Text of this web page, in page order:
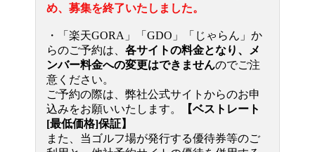
め、募集を終了いたしました。
・「楽天GORA」「GDO」「じゃらん」か
らのご予約は、 各サイトの料金となり、メ
ンバー料金への変更はできませんのでご注
意ください。
ご予約の際は、弊社公式サイトからのお申
込みをお願いいたします。
【ベストレート
[最低価格]保証】
また、当ゴルフ場が発行する優待券等のご